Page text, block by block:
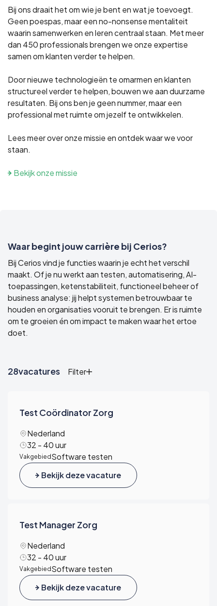
Bij ons draait het om wie je bent en wat je toevoegt.
Geen poespas, maar een no-nonsense mentaliteit
waarin samenwerken en leren centraal staan. Met meer
dan 450 professionals brengen we onze expertise
samen om klanten verder te helpen.
Door nieuwe technologieën te omarmen en klanten
structureel verder te helpen, bouwen we aan duurzame
resultaten. Bij ons ben je geen nummer, maar een
professional met ruimte om jezelf te ontwikkelen.
Lees meer over onze missie en ontdek waar we voor
staan.
Bekijk onze missie
Waar begint jouw carrière bij Cerios?
Bij Cerios vind je functies waarin je echt het verschil
maakt. Of je nu werkt aan testen, automatisering, AI-
toepassingen, ketenstabiliteit, functioneel beheer of
business analyse: jij helpt systemen betrouwbaar te
houden en organisaties vooruit te brengen. Er is ruimte
om te groeien én om impact te maken waar het ertoe
doet.
28vacatures Filter
Test Coördinator Zorg
Nederland
32 - 40 uur
Vakgebied Software testen
Bekijk deze vacature
Test Manager Zorg
Nederland
32 - 40 uur
Vakgebied Software testen
Bekijk deze vacature